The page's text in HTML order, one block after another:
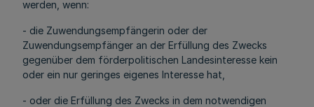
werden, wenn:
- die Zuwendungsempfängerin oder der
Zuwendungsempfänger an der Erfüllung des Zwecks
gegenüber dem förderpolitischen Landesinteresse kein
oder ein nur geringes eigenes Interesse hat,
- oder die Erfüllung des Zwecks in dem notwendigen